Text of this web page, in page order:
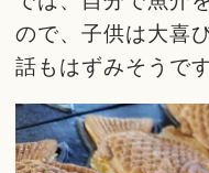
ので、子供は大喜
話もはずみそうです